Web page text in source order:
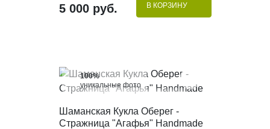
5 000 руб. В КОРЗИНУ
100%
уникальные фото
КУПИТЬ В 1 КЛИК
Шаманская Кукла Оберег -
Стражница "Агафья" Handmade